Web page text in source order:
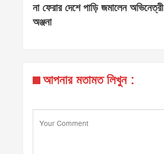
না ফেরার দেশে পাড়ি জমালেন অভিনেত্রী
অঞ্জনা
আপনার মতামত লিখুন :